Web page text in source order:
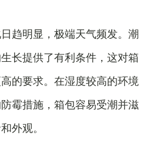
趋明显，极端天气频发。潮
长提供了有利条件，这对箱
的要求。在湿度较高的环境
霉措施，箱包容易受潮并滋
外观。